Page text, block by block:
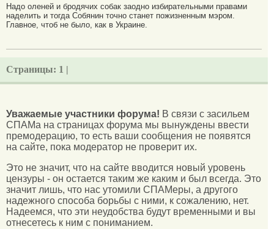
Надо оленей и бродячих собак заодно избирательными правами
наделить и тогда Собянин точно станет пожизненным мэром.
Главное, чтоб не было, как в Украине.
Страницы: 1 |
Уважаемые участники форума! В связи с засильем
СПАМа на страницах форума мы вынуждены ввести
премодерацию, то есть ваши сообщения не появятся
на сайте, пока модератор не проверит их.
Это не значит, что на сайте вводится новый уровень
цензуры - он остается таким же каким и был всегда. Это
значит лишь, что нас утомили СПАМеры, а другого
надежного способа борьбы с ними, к сожалению, нет.
Надеемся, что эти неудобства будут временными и вы
отнесетесь к ним с пониманием.